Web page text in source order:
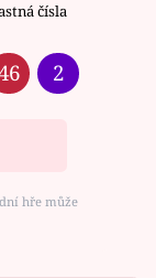
čísla
2
hře může